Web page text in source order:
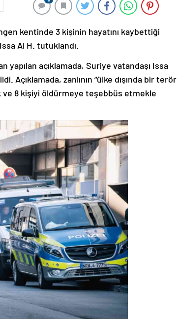
kentinde 3 kişinin hayatını kaybettiği
Al H. tutuklandı.
yapılan açıklamada, Suriye vatandaşı Issa
Açıklamada, zanlının “ülke dışında bir terör
ve 8 kişiyi öldürmeye teşebbüs etmekle